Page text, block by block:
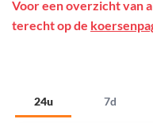
24u 7d
Voor een overzicht van
terecht op de